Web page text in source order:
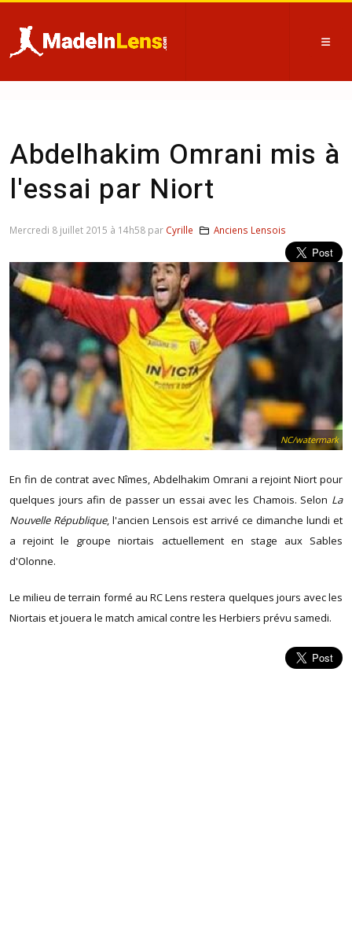
Abdelhakim Omrani mis à
l'essai par Niort
NC/watermark
En fin de contrat avec Nîmes, Abdelhakim Omrani a rejoint Niort pour
quelques jours afin de passer un essai avec les Chamois. Selon La
Nouvelle République, l'ancien Lensois est arrivé ce dimanche lundi et
a rejoint le groupe niortais actuellement en stage aux Sables
d'Olonne.
Le milieu de terrain formé au RC Lens restera quelques jours avec les
Niortais et jouera le match amical contre les Herbiers prévu samedi.
Mercredi 8 juillet 2015 à 14h58 par Cyrille Anciens Lensois